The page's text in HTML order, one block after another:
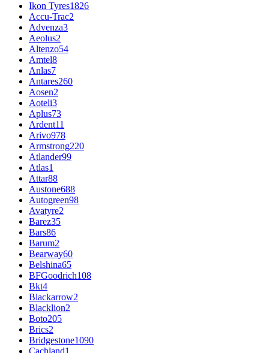
Ikon Tyres1826
Accu-Trac2
Advenza3
Aeolus2
Altenzo54
Amtel8
Anlas7
Antares260
Aosen2
Aoteli3
Aplus73
Ardent11
Arivo978
Armstrong220
Atlander99
Atlas1
Attar88
Austone688
Autogreen98
Avatyre2
Barez35
Bars86
Barum2
Bearway60
Belshina65
BFGoodrich108
Bkt4
Blackarrow2
Blacklion2
Boto205
Brics2
Bridgestone1090
Cachland1